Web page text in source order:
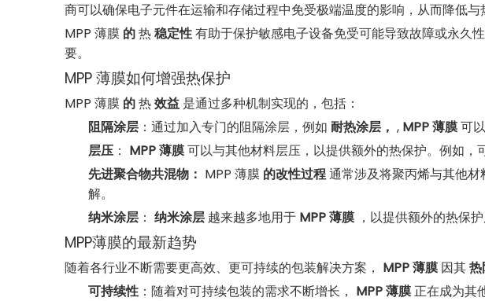
商可以确保电子元件在运输和存储过程中免受极端温度的影响，从而降低与
MPP 薄膜 的热稳定性有助于保护敏感电子设备免受可能导致故障或永久
要。
MPP 薄膜如何增强热保护
MPP 薄膜 的热效益 是通过多种机制实现的，包括：
阻隔涂层 ：通过加入专门的阻隔涂层，例如 耐热涂层， , MPP 薄膜可
层压 ： MPP 薄膜可以与其他材料层压，以提供额外的热保护。例如，
先进聚合物共混物： MPP 薄膜 的改性过程通常涉及将聚丙烯与其他材
解。
纳米涂层 ： 纳米涂层 越来越多地用于 MPP 薄膜 ，以提供额外的热保
MPP薄膜的最新趋势
随着各行业不断需要更高效、更可持续的包装解决方案， MPP 薄膜 因其热
可持续性 ：随着对可持续包装的需求不断增长， MPP 薄膜正在成为其